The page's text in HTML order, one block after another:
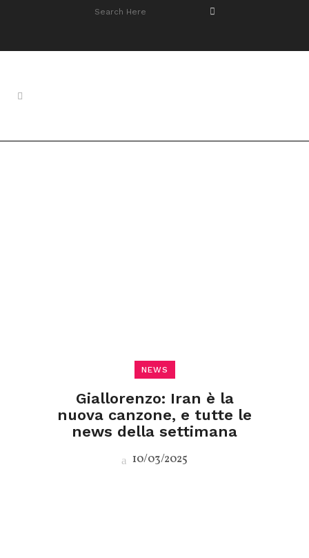
NEWS
Giallorenzo: Iran è la
nuova canzone, e tutte le
news della settimana
10/03/2025